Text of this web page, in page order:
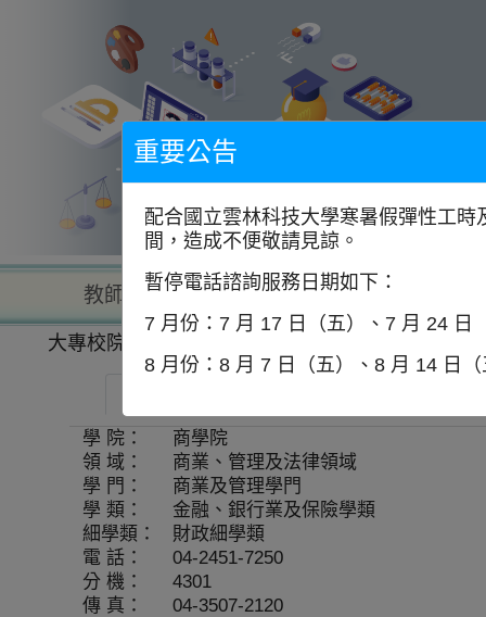
教師查詢 學校查詢
大專校院一覽表
學 院：
商學院
領 域：
商業、管理及法律領域
學 門：
商業及管理學門
學 類：
金融、銀行業及保險學類
細學類：
財政細學類
電 話：
04-2451-7250
分 機：
4301
傳 真：
04-3507-2120
重要公告
配合國立雲林科技大學寒暑假彈性工
間，造成不便敬請見諒。
暫停電話諮詢服務日期如下：
7 月份：7 月 17 日（五）、7 月 24 日
8 月份：8 月 7 日（五）、8 月 14 日（